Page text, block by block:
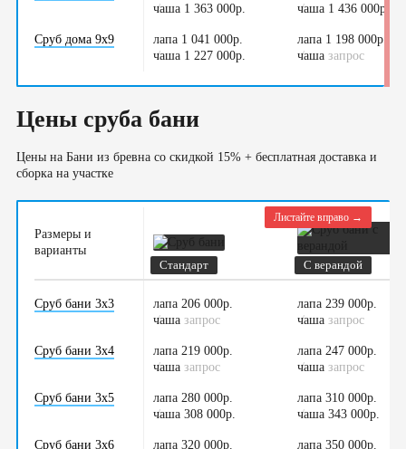
/
чаша 1 363 000р.
/
чаша 1 436 000р.
Сруб дома 9х9
лапа 1 041 000р.
/
чаша 1 227 000р.
лапа 1 198 000р.
/
чаша запрос
Цены сруба бани
Цены на Бани из бревна со скидкой 15% + бесплатная доставка и
сборка на участке
Листайте вправо →
Размеры и
варианты
Стандарт
С верандой
Сруб бани 3х3
лапа 206 000р.
/
чаша запрос
лапа 239 000р.
/
чаша запрос
Сруб бани 3х4
лапа 219 000р.
/
чаша запрос
лапа 247 000р.
/
чаша запрос
Сруб бани 3х5
лапа 280 000р.
/
чаша 308 000р.
лапа 310 000р.
/
чаша 343 000р.
Сруб бани 3х6
лапа 320 000р.
лапа 350 000р.